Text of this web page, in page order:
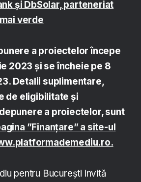
și DbSolar, parteneriat
verde
a proiectelor începe
2023 și se încheie pe 8
Detalii suplimentare,
de eligibilitate și
a proiectelor, sunt
”Finanțare” a site-ul
pentru București invită